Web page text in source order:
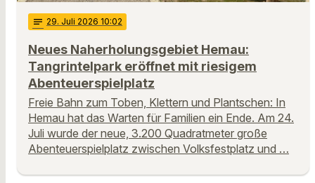
notes 29. Juli 2026 10:02
Neues Naherholungsgebiet Hemau:
Tangrintelpark eröffnet mit riesigem
Abenteuerspielplatz
Freie Bahn zum Toben, Klettern und Plantschen: In
Hemau hat das Warten für Familien ein Ende. Am 24.
Juli wurde der neue, 3.200 Quadratmeter große
Abenteuerspielplatz zwischen Volksfestplatz und …